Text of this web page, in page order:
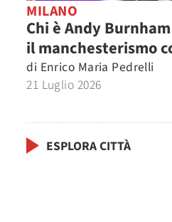
MILANO
Chi è Andy
il manchesterismo
di Enrico Maria Pedrelli
21 Luglio 2026
ESPLORA CITTÀ